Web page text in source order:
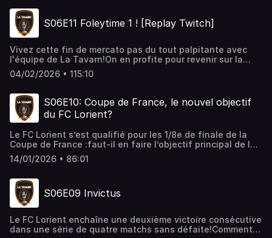
La Tavarn à partir de 1€ par mois! https://fr.tipeee.com/la-
tavarn
S06E11 Foleytime 1 ! [Replay Twitch]
Vivez cette fin de mercato pas du tout palpitante avec
l'équipe de La Tavarn!On en profite pour revenir sur la
superbe série en cours du FC Lorient et faire un point sur
les objectifs et le futur du club sous Black
La Tavarn à partir de 1€ par mois! https://fr.tipeee.com/la-
tavarn
04/02/2026 • 115:10
S06E10: Coupe de France, le nouvel objectif
du FC Lorient?
Le FC Lorient s’est qualifié pour les 1/8e de finale de la
Coupe de France :faut-il en faire l’objectif principal de la
saison ?Julien Raph et Lucas, font le bilan de la première
moitié de saison des Merlus : résultats, jeu, attentes…
d’horizon du mercato hivernal et des rumeurs autour du
club sur le terrain comme dans les bureaux!
14/01/2026 • 86:01
S06E09 Invictus
Le FC Lorient enchaîne une deuxième victoire consécutive
dans une série de quatre matchs sans défaite!Comment